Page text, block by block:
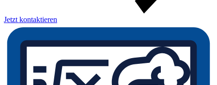
Jetzt kontaktieren